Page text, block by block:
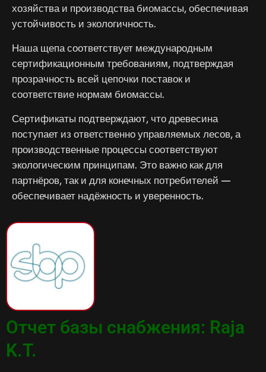
хозяйства и производства биомассы, обеспечивая
устойчивость и экологичность.
Наша щепа соответствует международным
сертификационным требованиям, подтверждая
прозрачность всей цепочки поставок и
соответствие нормам биомассы.
Сертификаты подтверждают, что древесина
поступает из ответственно управляемых лесов, а
производственные процессы соответствуют
экологическим принципам. Это важно как для
партнёров, так и для конечных потребителей —
обеспечивает надёжность и уверенность.
Отчет базы снабжения: Raja
K.T.